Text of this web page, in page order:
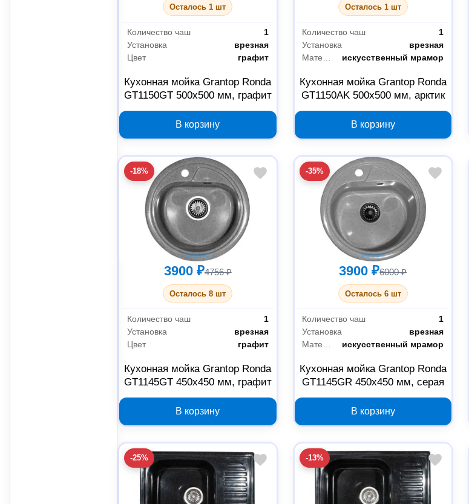
Осталось 1 шт
Количество чаш
1
Установка
врезная
Цвет
графит
Кухонная мойка Grantop Ronda
GT1150GT 500х500 мм, графит
В корзину
Осталось 1 шт
Количество чаш
1
Установка
врезная
искусственный мрамор
Кухонная мойка Grantop Ronda
GT1150AK 500х500 мм, арктик
В корзину
-18%
3900 ₽4756 ₽
Осталось 8 шт
Количество чаш
1
Установка
врезная
Цвет
графит
Кухонная мойка Grantop Ronda
GT1145GT 450х450 мм, графит
В корзину
-35%
3900 ₽6000 ₽
Осталось 6 шт
Количество чаш
1
Установка
врезная
искусственный мрамор
Кухонная мойка Grantop Ronda
GT1145GR 450х450 мм, серая
В корзину
-25% -13%